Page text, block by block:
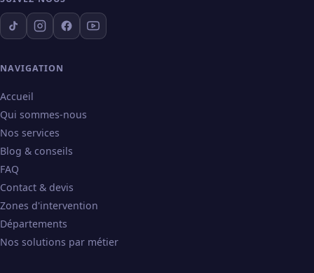
NAVIGATION
Accueil
Qui sommes-nous
Nos services
Blog & conseils
FAQ
Contact & devis
Zones d'intervention
Départements
Nos solutions par métier